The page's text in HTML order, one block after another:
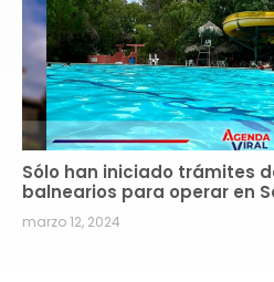
Sólo han iniciado trámites
balnearios para operar en
marzo 12, 2024